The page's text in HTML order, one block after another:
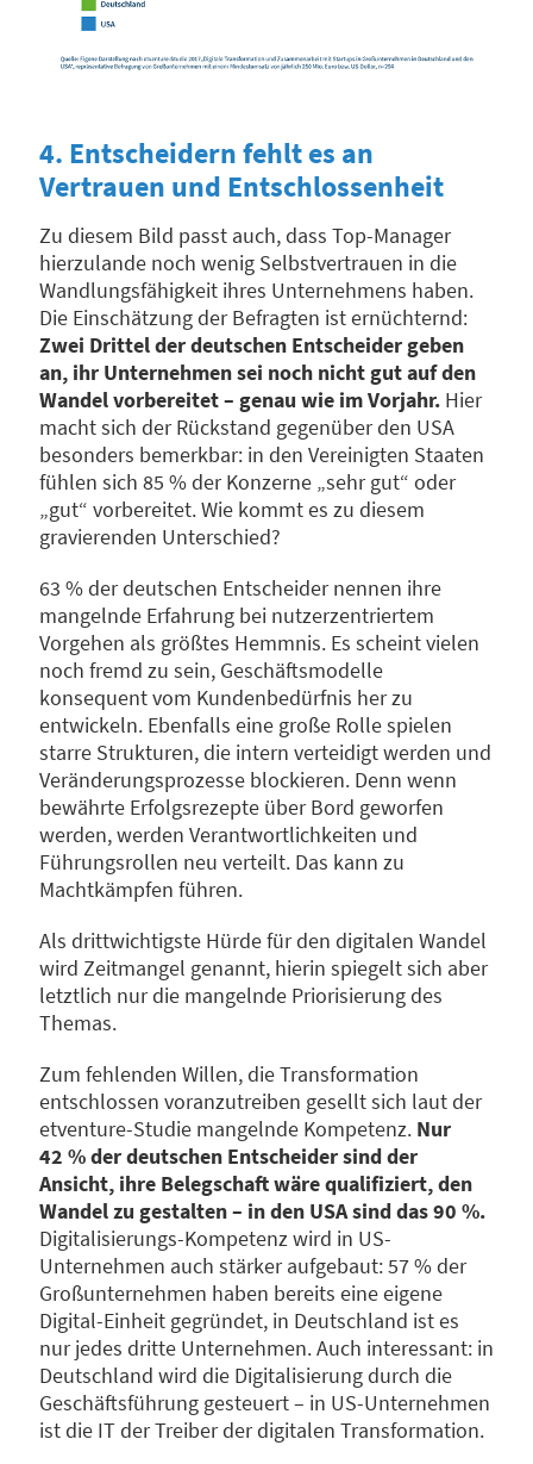
4. Entscheidern fehlt es an
Vertrauen und Entschlossenheit
Zu diesem Bild passt auch, dass Top-Manager
hierzulande noch wenig Selbstvertrauen in die
Wandlungsfähigkeit ihres Unternehmens haben.
Die Einschätzung der Befragten ist ernüchternd:
Zwei Drittel der deutschen Entscheider geben
an, ihr Unternehmen sei noch nicht gut auf den
Wandel vorbereitet – genau wie im Vorjahr. Hier
macht sich der Rückstand gegenüber den USA
besonders bemerkbar: in den Vereinigten Staaten
fühlen sich 85 % der Konzerne „sehr gut“ oder
„gut“ vorbereitet. Wie kommt es zu diesem
gravierenden Unterschied?
63 % der deutschen Entscheider nennen ihre
mangelnde Erfahrung bei nutzerzentriertem
Vorgehen als größtes Hemmnis. Es scheint vielen
noch fremd zu sein, Geschäftsmodelle
konsequent vom Kundenbedürfnis her zu
entwickeln. Ebenfalls eine große Rolle spielen
starre Strukturen, die intern verteidigt werden und
Veränderungsprozesse blockieren. Denn wenn
bewährte Erfolgsrezepte über Bord geworfen
werden, werden Verantwortlichkeiten und
Führungsrollen neu verteilt. Das kann zu
Machtkämpfen führen.
Als drittwichtigste Hürde für den digitalen Wandel
wird Zeitmangel genannt, hierin spiegelt sich aber
letztlich nur die mangelnde Priorisierung des
Themas.
Zum fehlenden Willen, die Transformation
entschlossen voranzutreiben gesellt sich laut der
etventure-Studie mangelnde Kompetenz. Nur
42 % der deutschen Entscheider sind der
Ansicht, ihre Belegschaft wäre qualifiziert, den
Wandel zu gestalten – in den USA sind das 90 %.
Digitalisierungs-Kompetenz wird in US-
Unternehmen auch stärker aufgebaut: 57 % der
Großunternehmen haben bereits eine eigene
Digital-Einheit gegründet, in Deutschland ist es
nur jedes dritte Unternehmen. Auch interessant: in
Deutschland wird die Digitalisierung durch die
Geschäftsführung gesteuert – in US-Unternehmen
ist die IT der Treiber der digitalen Transformation.